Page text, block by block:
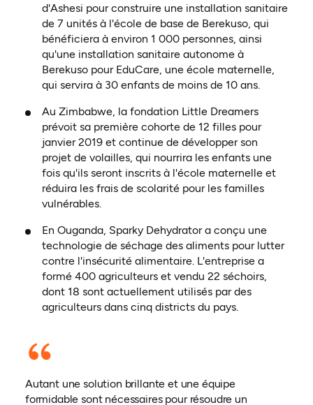
d'Ashesi pour construire une installation sanitaire
de 7 unités à l'école de base de Berekuso, qui
bénéficiera à environ 1 000 personnes, ainsi
qu'une installation sanitaire autonome à
Berekuso pour EduCare, une école maternelle,
qui servira à 30 enfants de moins de 10 ans.
Au Zimbabwe, la fondation Little Dreamers
prévoit sa première cohorte de 12 filles pour
janvier 2019 et continue de développer son
projet de volailles, qui nourrira les enfants une
fois qu'ils seront inscrits à l'école maternelle et
réduira les frais de scolarité pour les familles
vulnérables.
En Ouganda, Sparky Dehydrator a conçu une
technologie de séchage des aliments pour lutter
contre l'insécurité alimentaire. L'entreprise a
formé 400 agriculteurs et vendu 22 séchoirs,
dont 18 sont actuellement utilisés par des
agriculteurs dans cinq districts du pays.
Autant une solution brillante et une équipe
formidable sont nécessaires pour résoudre un